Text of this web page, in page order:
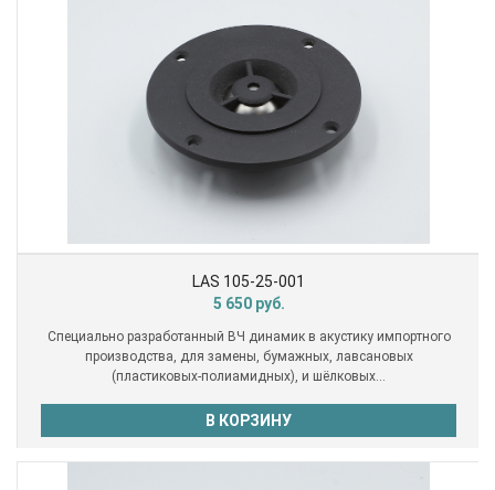
LAS 105-25-001
5 650руб.
Специально разработанный ВЧ динамик в акустику импортного
производства, для замены, бумажных, лавсановых
(пластиковых-полиамидных), и шёлковых...
В КОРЗИНУ